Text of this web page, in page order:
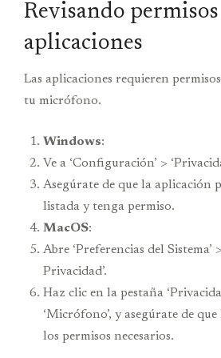
Revisando permisos
aplicaciones
Las aplicaciones requieren
tu micrófono.
Windows:
Ve a ‘Configuración’ >
Asegúrate de que la aplicación
listada y tenga permiso.
MacOS:
Abre ‘Preferencias del Sistema’
Privacidad’.
Haz clic en la pestaña
‘Micrófono’, y asegúrate de
los permisos necesarios.